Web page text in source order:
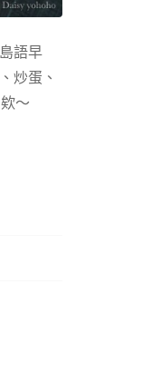
語早
炒蛋、
～